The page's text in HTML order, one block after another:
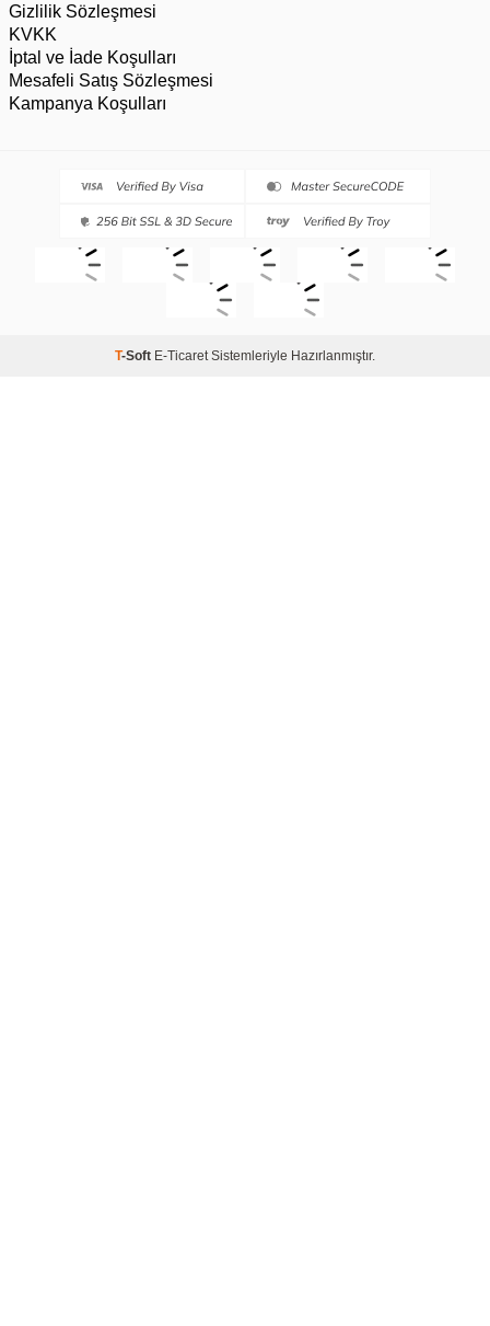
Gizlilik Sözleşmesi
KVKK
İptal ve İade Koşulları
Mesafeli Satış Sözleşmesi
Kampanya Koşulları
T-Soft E-Ticaret Sistemleriyle Hazırlanmıştır.